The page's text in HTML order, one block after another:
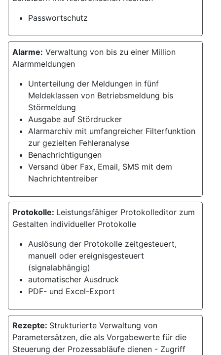
Passwortschutz
Alarme: Verwaltung von bis zu einer Million
Alarmmeldungen
Unterteilung der Meldungen in fünf
Meldeklassen von Betriebsmeldung bis
Störmeldung
Ausgabe auf Stördrucker
Alarmarchiv mit umfangreicher Filterfunktion
zur gezielten Fehleranalyse
Benachrichtigungen
Versand über Fax, Email, SMS mit dem
Nachrichtentreiber
Protokolle: Leistungsfähiger Protokolleditor zum
Gestalten individueller Protokolle
Auslösung der Protokolle zeitgesteuert,
manuell oder ereignisgesteuert
(signalabhängig)
automatischer Ausdruck
PDF- und Excel-Export
Rezepte: Strukturierte Verwaltung von
Parametersätzen, die als Vorgabewerte für die
Steuerung der Prozessabläufe dienen - Zugriff